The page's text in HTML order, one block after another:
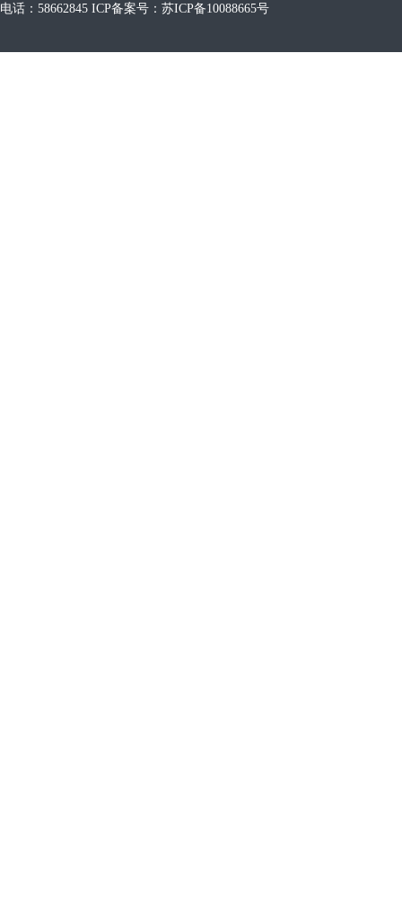
电话：58662845 ICP备案号：苏ICP备10088665号